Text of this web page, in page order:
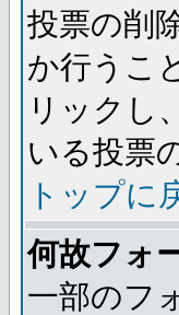
投票の削
か行うこ
リックし
いる投票
トップに
何故フォ
一部のフ